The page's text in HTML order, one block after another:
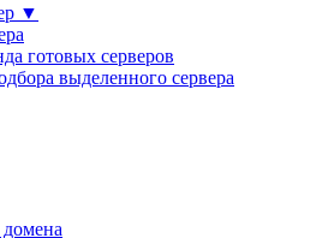
▼
готовых серверов
выделенного сервера
домена